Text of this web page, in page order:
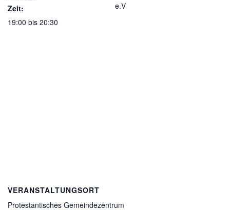
Zeit:
19:00 bis 20:30
e.V
VERANSTALTUNGSORT
Protestantisches Gemeindezentrum